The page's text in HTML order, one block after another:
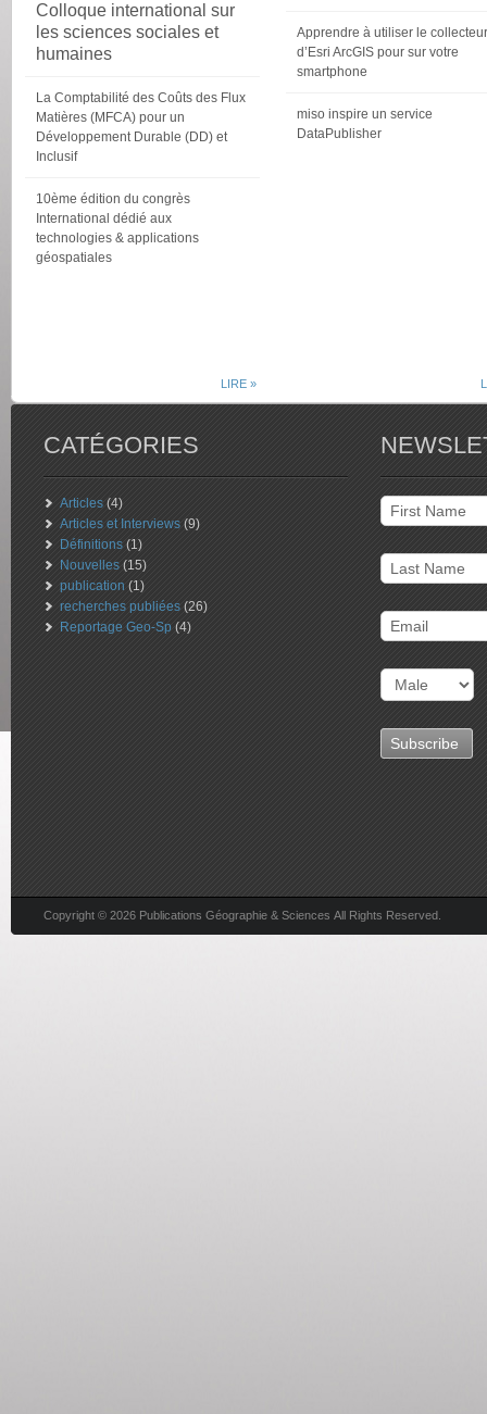
Colloque international sur
les sciences sociales et
humaines
La Comptabilité des Coûts des Flux
Matières (MFCA) pour un
Développement Durable (DD) et
Inclusif
10ème édition du congrès
International dédié aux
technologies & applications
géospatiales
Apprendre à utiliser le collecteur
d’Esri ArcGIS pour sur votre
smartphone
miso inspire un service
DataPublisher
LIRE »
CATÉGORIES
Articles (4)
Articles et Interviews (9)
Définitions (1)
Nouvelles (15)
publication (1)
recherches publiées (26)
Reportage Geo-Sp (4)
Copyright © 2026 Publications Géographie & Sciences All Rights Reserved.